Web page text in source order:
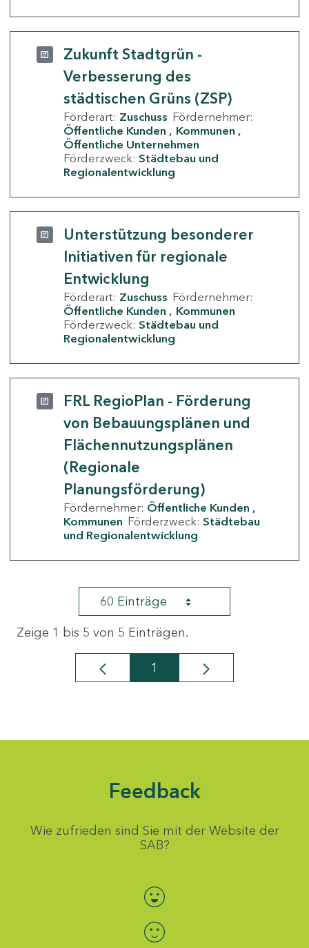
Zukunft Stadtgrün -
Verbesserung des
städtischen Grüns (ZSP)
Förderart: Zuschuss Fördernehmer:
Öffentliche Kunden
Kommunen
Öffentliche Unternehmen
Förderzweck: Städtebau und
Regionalentwicklung
Unterstützung besonderer
Initiativen für regionale
Entwicklung
Förderart: Zuschuss Fördernehmer:
Öffentliche Kunden
Kommunen
Förderzweck: Städtebau und
Regionalentwicklung
FRL RegioPlan - Förderung
von Bebauungsplänen und
Flächennutzungsplänen
(Regionale
Planungsförderung)
Fördernehmer: Öffentliche Kunden
Kommunen Förderzweck: Städtebau
und Regionalentwicklung
60 Einträge
Zeige 1 bis 5 von 5 Einträgen.
Seite
1
Feedback
Wie zufrieden sind Sie mit der Website der
SAB?
Bewertung auswählen